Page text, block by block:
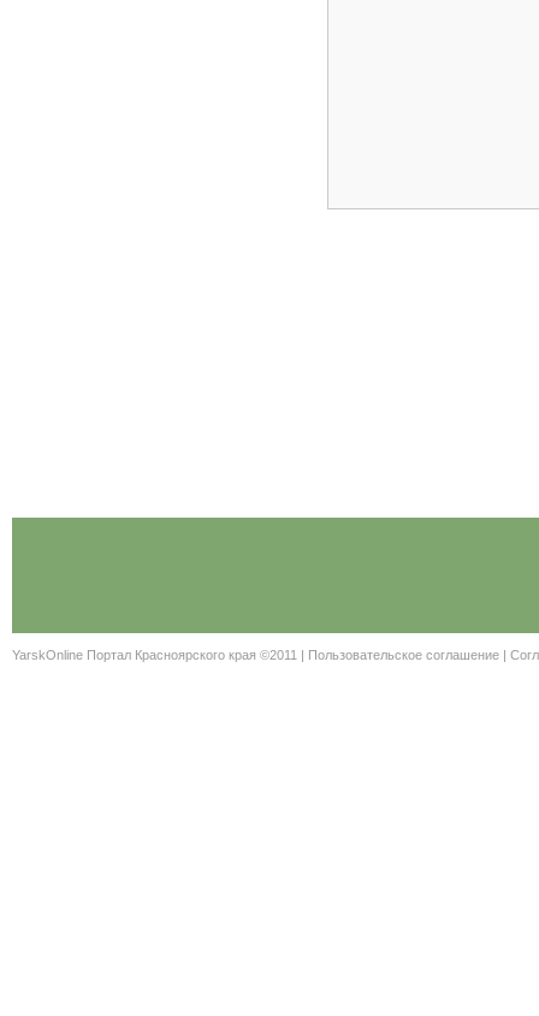
YarskOnline Портал Красноярского края ©2011 | Пользовательское соглашение |